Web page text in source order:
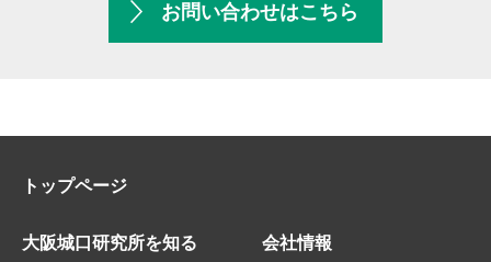
お問い合わせはこちら
トップページ
大阪城口研究所を知る
会社情報